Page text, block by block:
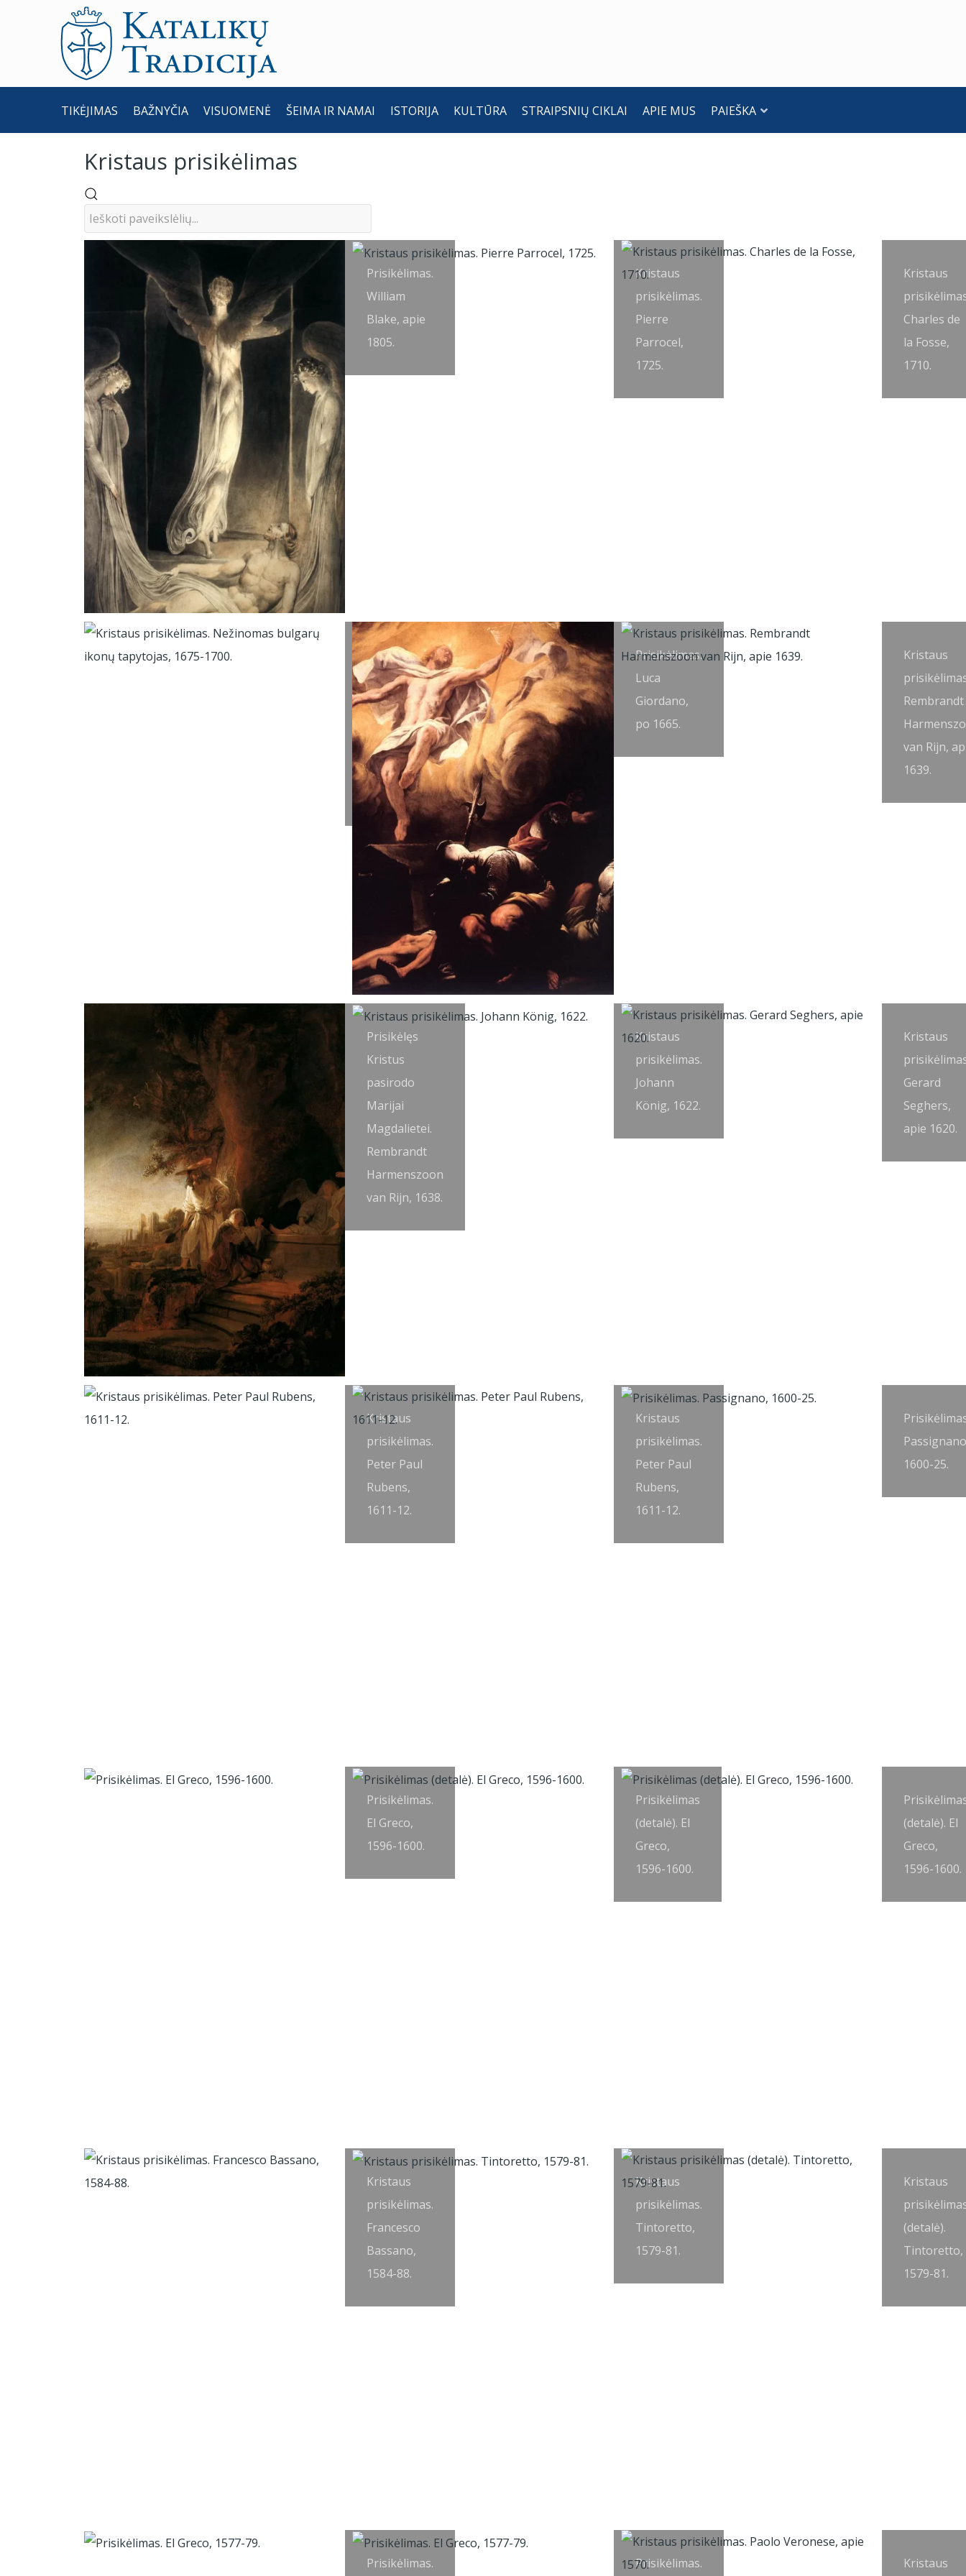
TIKĖJIMAS BAŽNYČIA VISUOMENĖ ŠEIMA IR NAMAI ISTORIJA KULTŪRA STRAIPSNIŲ CIKLAI APIE MUS PAIEŠKA
Kristaus prisikėlimas
Prisikėlimas.
William
Blake, apie
1805.
Kristaus
prisikėlimas.
Pierre
Parrocel,
1725.
Kristaus
Charles de
la Fosse,
1710.
Kristaus
prisikėlimas.
Nežinomas
bulgarų
ikonų
tapytojas,
1675-1700.
Prisikėlimas.
Luca
Giordano,
po 1665.
Kristaus
Rembrandt
van Rijn,
1639.
Prisikėlęs
Kristus
pasirodo
Marijai
Magdalietei.
Rembrandt
Harmenszoon
van Rijn, 1638.
Kristaus
prisikėlimas.
Johann
König, 1622.
Kristaus
Gerard
Seghers,
apie 1620.
Kristaus
prisikėlimas.
Peter Paul
Rubens,
1611-12.
Kristaus
prisikėlimas.
Peter Paul
Rubens,
1611-12.
1600-25.
Prisikėlimas.
El Greco,
1596-1600.
Prisikėlimas
(detalė). El
Greco,
1596-1600.
(detalė). El
Greco,
1596-1600.
Kristaus
prisikėlimas.
Francesco
Bassano,
1584-88.
Kristaus
prisikėlimas.
Tintoretto,
1579-81.
Kristaus
(detalė).
Tintoretto,
1579-81.
Prisikėlimas. Prisikėlimas. Kristaus